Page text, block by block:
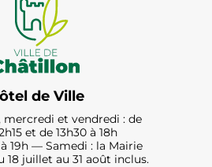
de Ville
mercredi et vendredi : de
et de 13h30 à 18h
19h — Samedi : la Mairie
18 juillet au 31 août inclus.